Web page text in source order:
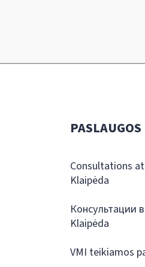
PASLAUGOS
Consultations
Klaipėda
Консультации
Klaipėda
VMI teikiamos